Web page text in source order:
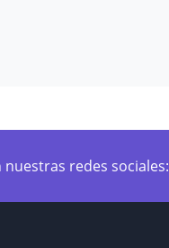
nuestras redes sociales: